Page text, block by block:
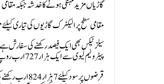
گاڑیاں مزید مہنگی ہونے کا خدشہ جبکہ
مقامی سطح پر الیکٹرک گاڑیوں کی تیاری
سیلز ٹیکس بھی ایک فیصد رکھنے کی سفارش
پیٹرولیم لیوی سے ایک ہزار 727 ارب روپے وصول کرنے کا پلان ہے۔